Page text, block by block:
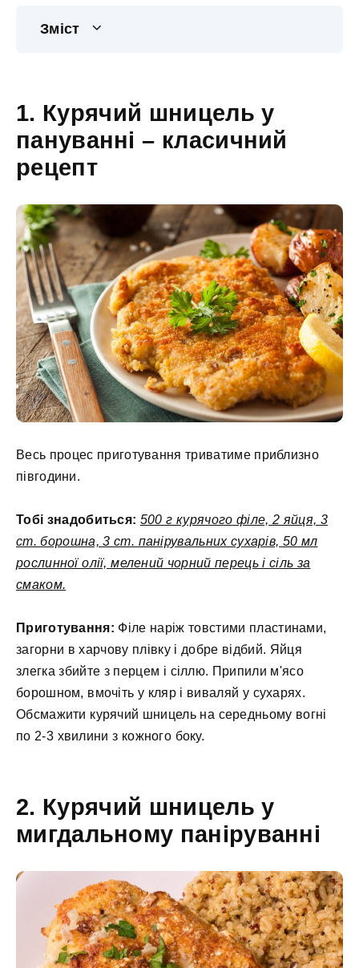
Зміст
1. Курячий шницель у
пануванні – класичний
рецепт
Весь процес приготування триватиме приблизно
півгодини.
Тобі знадобиться: 500 г курячого філе, 2 яйця, 3
ст. борошна, 3 ст. панірувальних сухарів, 50 мл
рослинної олії, мелений чорний перець і сіль за
смаком.
Приготування: Філе наріж товстими пластинами,
загорни в харчову плівку і добре відбий. Яйця
злегка збийте з перцем і сіллю. Припили м'ясо
борошном, вмочіть у кляр і виваляй у сухарях.
Обсмажити курячий шницель на середньому вогні
по 2-3 хвилини з кожного боку.
2. Курячий шницель у
мигдальному паніруванні